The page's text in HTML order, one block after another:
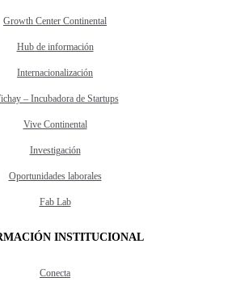
Growth Center Continental
Hub de información
Internacionalización
– Incubadora de Startups
Vive Continental
Investigación
Oportunidades laborales
Fab Lab
INSTITUCIONAL
Conecta